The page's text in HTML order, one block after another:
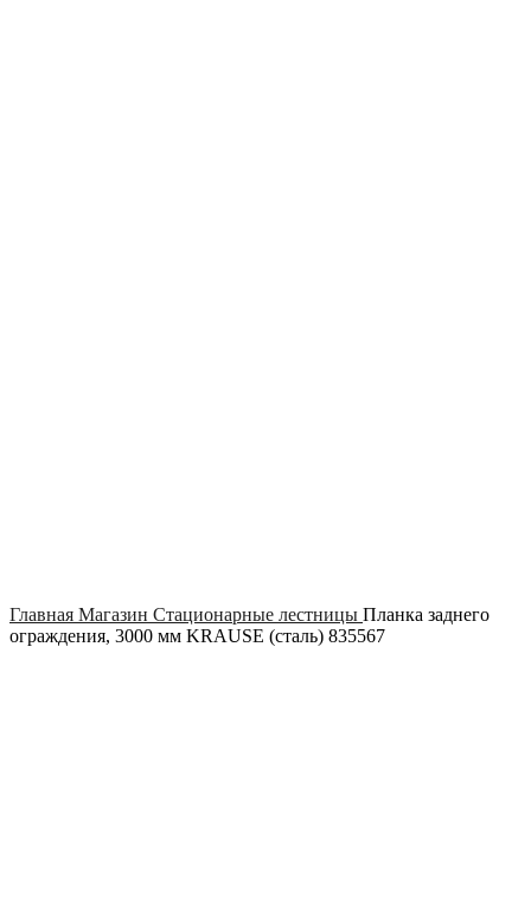
Главная Магазин Стационарные лестницы Планка заднего
ограждения, 3000 мм KRAUSE (сталь) 835567